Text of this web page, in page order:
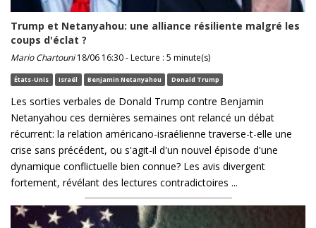
Trump et Netanyahou: une alliance résiliente malgré les
coups d'éclat ?
Mario Chartouni18/06 16:30 - Lecture : 5 minute(s)
États-Unis Israël Benjamin Netanyahou Donald Trump
Les sorties verbales de Donald Trump contre Benjamin
Netanyahou ces dernières semaines ont relancé un débat
récurrent: la relation américano-israélienne traverse-t-elle une
crise sans précédent, ou s'agit-il d'un nouvel épisode d'une
dynamique conflictuelle bien connue? Les avis divergent
fortement, révélant des lectures contradictoires ...